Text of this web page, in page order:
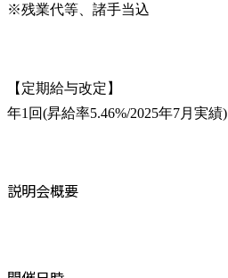
※残業代等、諸手当込
【定期給与改定】
年1回(昇給率5.46%/2025年7月実績)
説明会概要